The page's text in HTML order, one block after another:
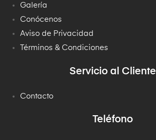
Galería
Conócenos
Aviso de Privacidad
Términos & Condiciones
Servicio al Cliente
Contacto
Teléfono